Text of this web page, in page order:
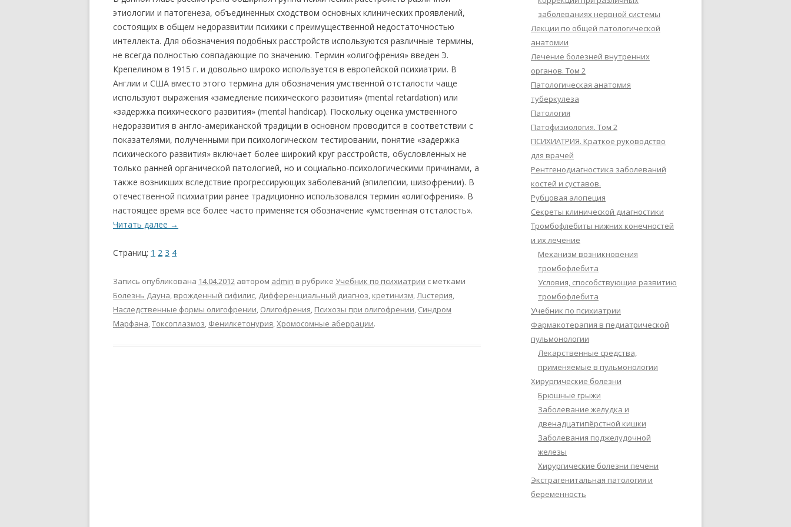
этиологии и патогенеза, объединенных сходством основных клинических проявлений,
состоящих в общем недоразвитии психики с преимущественной недостаточностью
интеллекта. Для обозначения подобных расстройств используются различные термины,
не всегда полностью совпадающие по значению. Термин «олигофрения» введен Э.
Крепелином в 1915 г. и довольно широко используется в европейской психиатрии. В
Англии и США вместо этого термина для обозначения умственной отсталости чаще
используют выражения «замедление психического развития» (mental retardation) или
«задержка психического развития» (mental handicap). Поскольку оценка умственного
недоразвития в англо-американской традиции в основном проводится в соответствии с
показателями, полученными при психологическом тестировании, понятие «задержка
психического развития» включает более широкий круг расстройств, обусловленных не
только ранней органической патологией, но и социально-психологическими причинами, а
также возникших вследствие прогрессирующих заболеваний (эпилепсии, шизофрении). В
отечественной психиатрии ранее традиционно использовался термин «олигофрения». В
настоящее время все более часто применяется обозначение «умственная отсталость».
Читать далее →
Страниц: 1 2 3 4
Запись опубликована 14.04.2012 автором admin в рубрике Учебник по психиатрии с метками
Болезнь Дауна, врожденный сифилис, Дифференциальный диагноз, кретинизм,Лuстерия,
Наследственные формы олигофрении, Олигофрения, Психозы при олигофрении, Синдром
Марфана,Токсоплазмоз, Фенилкетонурия,Хромосомные аберрации.
заболеваниях нервной системы
Лекции по общей патологической
анатомии
Лечение болезней внутренних
органов. Том 2
Патологическая анатомия
туберкулеза
Патология
Патофизиология. Том 2
ПСИХИАТРИЯ. Краткое руководство
для врачей
Рентгенодиагностика заболеваний
костей и суставов.
Рубцовая алопеция
Секреты клинической диагностики
Тромбофлебиты нижних конечностей
и их лечение
Механизм возникновения
тромбофлебита
Условия, способствующие развитию
тромбофлебита
Учебник по психиатрии
Фармакотерапия в педиатрической
пульмонологии
Лекарственные средства,
применяемые в пульмонологии
Хирургические болезни
Брюшные грыжи
Заболевание желудка и
двенадцатипёрстной кишки
Заболевания поджелудочной
железы
Хирургические болезни печени
Экстрагенитальная патология и
беременность